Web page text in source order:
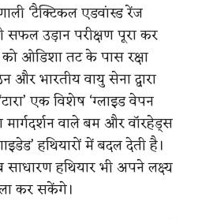
‘टैक्टिकल एडवांस्ड रेंज
सफल उड़ान परीक्षण पूरा कर
ओडिशा तट के पास रक्षा
भारतीय वायु सेना द्वारा
एक विशेष ‘ग्लाइड वेपन
मार्गदर्शन वाले बम और वॉरहेड्स
हथियारों में बदल देती है।
हथियार भी अपने लक्ष्य
कर सकेंगे।